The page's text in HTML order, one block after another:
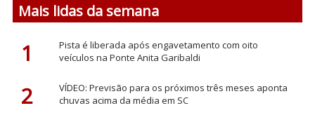
Mais lidas da semana
1
Pista é liberada após engavetamento com oito
veículos na Ponte Anita Garibaldi
2
VÍDEO: Previsão para os próximos três meses aponta
chuvas acima da média em SC